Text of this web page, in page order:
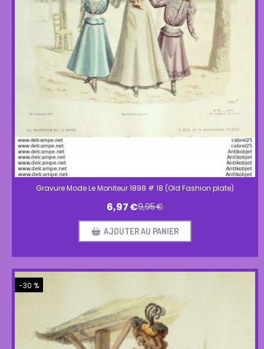
Gravure Mode Le Moniteur 1898 # 18 (Old Fashion plate)
6,97€9,95€
AJOUTER AU PANIER
-30 %